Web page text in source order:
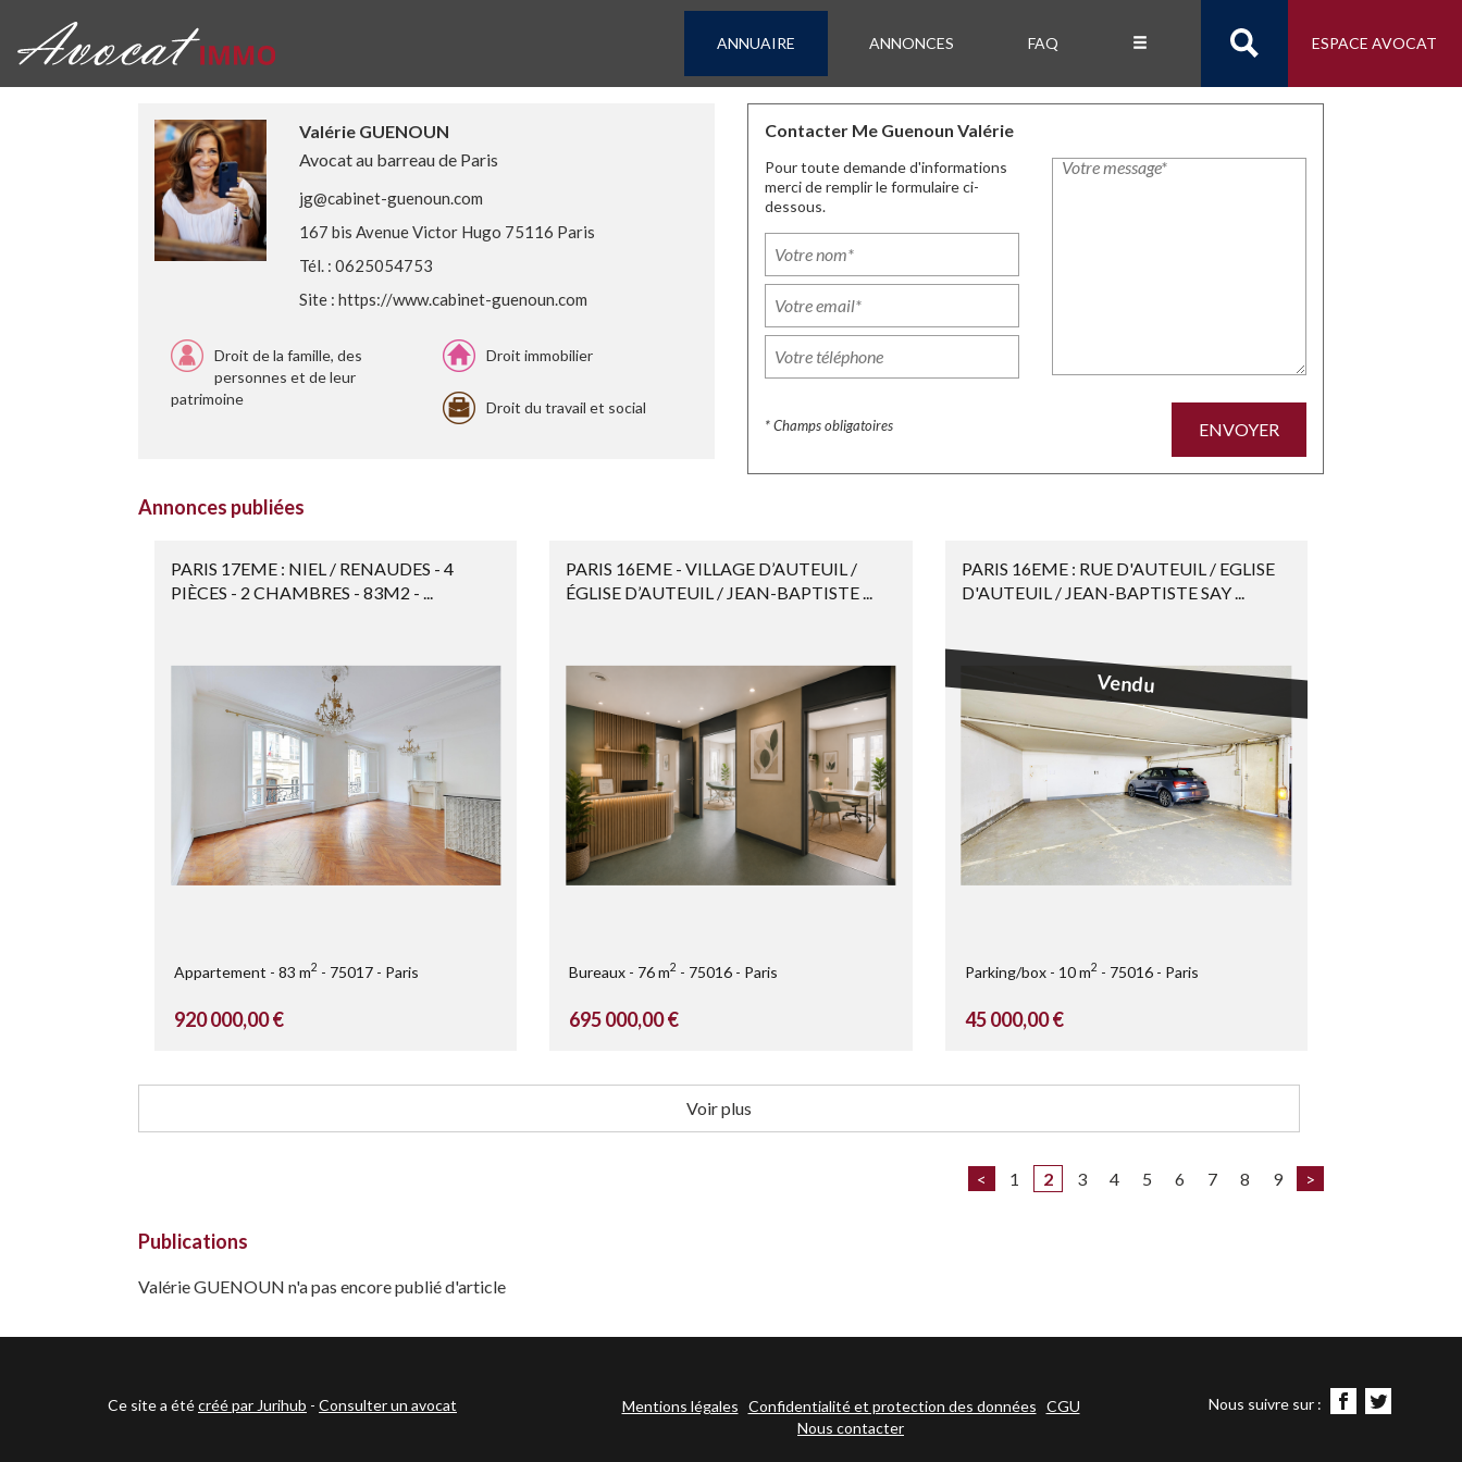
ANNUAIRE ANNONCES FAQ ESPACE AVOCAT
Valérie GUENOUN
Avocat au barreau de Paris
jg@cabinet-guenoun.com
167 bis Avenue Victor Hugo 75116 Paris
Tél. : 0625054753
Site : https://www.cabinet-guenoun.com
Droit de la famille, des
personnes et de leur
patrimoine
Droit immobilier
Droit du travail et social
Contacter Me Guenoun Valérie
Pour toute demande d'informations
merci de remplir le formulaire ci-
dessous.
* Champs obligatoires ENVOYER
Annonces publiées
PARIS 17EME : NIEL / RENAUDES - 4
PIÈCES - 2 CHAMBRES - 83M2 - ...
Appartement 83 m2 75017 Paris
920 000,00 €
PARIS 16EME - VILLAGE D’AUTEUIL /
ÉGLISE D’AUTEUIL / JEAN-BAPTISTE ...
Bureaux 76 m2 75016 Paris
695 000,00 €
PARIS 16EME : RUE D'AUTEUIL / EGLISE
D'AUTEUIL / JEAN-BAPTISTE SAY ...
Vendu
Parking/box 10 m2 75016 Paris
45 000,00 €
Voir plus
< 1 2 3 4 5 6 7 8 9 >
Publications
Valérie GUENOUN n'a pas encore publié d'article
Ce site a étécréé par Jurihub - Consulter un avocat Mentions légales Confidentialité et protection des données CGU
Nous contacter
Nous suivre sur :